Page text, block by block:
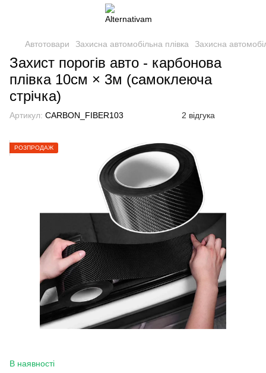
Автотовари Захисна автомобільна плівка Захисна
Захист порогів авто - карбонова
плівка 10см × 3м (самоклеюча
стрічка)
Артикул: CARBON_FIBER103 2 відгука
РОЗПРОДАЖ
В наявності